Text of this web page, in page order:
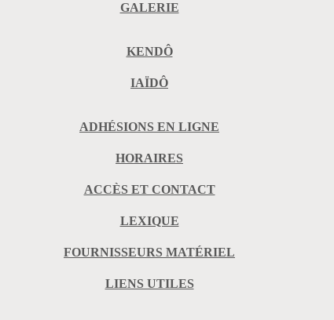
GALERIE
KENDÔ
IAÏDÔ
ADHÉSIONS EN LIGNE
HORAIRES
ACCÈS ET CONTACT
LEXIQUE
FOURNISSEURS MATÉRIEL
LIENS UTILES